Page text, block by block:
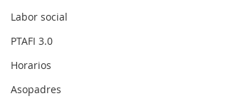
Labor social
PTAFI 3.0
Horarios
Asopadres